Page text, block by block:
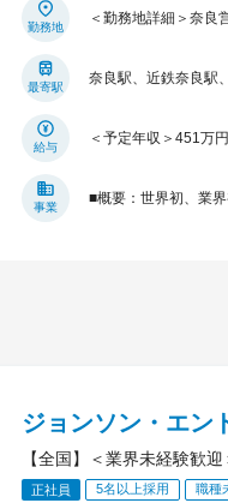
勤務地
＜勤務地詳細＞奈良
最寄駅
奈良駅、近鉄奈良駅
給与
＜予定年収＞451万
事業
■概要：世界初、業
ジョンソン・エン
【全国】＜業界未経験歓
正社員 5名以上採用 職種